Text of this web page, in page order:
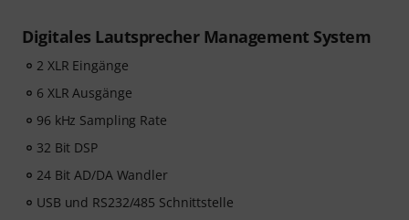
Digitales Lautsprecher Management System
2 XLR Eingänge
6 XLR Ausgänge
96 kHz Sampling Rate
32 Bit DSP
24 Bit AD/DA Wandler
USB und RS232/485 Schnittstelle